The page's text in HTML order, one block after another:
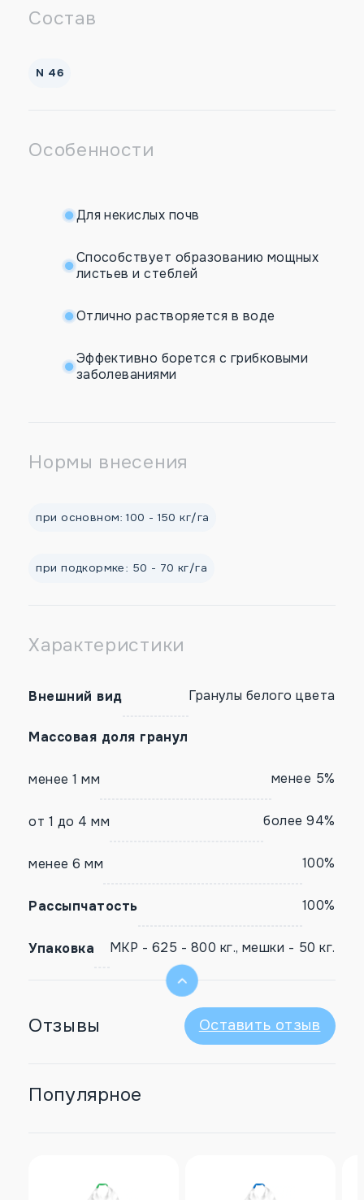
Состав
N 46
Особенности
Для некислых почв
Способствует образованию мощных
листьев и стеблей
Отлично растворяется в воде
Эффективно борется с грибковыми
заболеваниями
Нормы внесения
при основном: 100 - 150 кг/га
при подкормке: 50 - 70 кг/га
Характеристики
Внешний вид Гранулы белого цвета
Массовая доля гранул
менее 1 мм менее 5%
от 1 до 4 мм более 94%
менее 6 мм 100%
Рассыпчатость 100%
Упаковка МКР - 625 - 800 кг., мешки - 50 кг.
Отзывы Оставить отзыв
Популярное